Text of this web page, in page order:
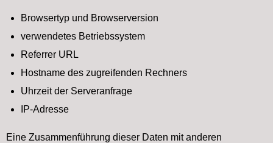
Browsertyp und Browserversion
verwendetes Betriebssystem
Referrer URL
Hostname des zugreifenden Rechners
Uhrzeit der Serveranfrage
IP-Adresse
Eine Zusammenführung dieser Daten mit anderen